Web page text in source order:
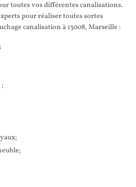
toutes vos différentes canalisations.
pour réaliser toutes sortes
canalisation à 13008, Marseille :